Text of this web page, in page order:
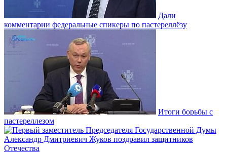
Дали
комментарии федеральные спикеры по пастереллёзу
Итоги борьбы с
пастереллезом